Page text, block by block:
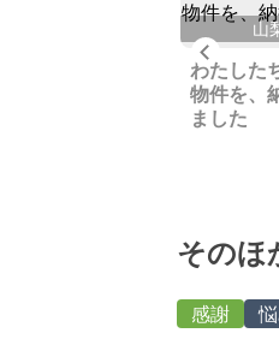
山
わたした
物件を、
ました
そのほ
感謝